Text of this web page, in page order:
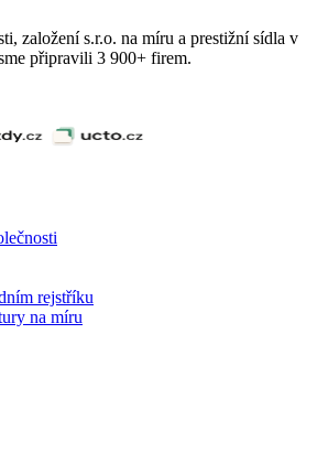
založení s.r.o. na míru a prestižní sídla v
připravili 3 900+ firem.
rejstříku
na míru